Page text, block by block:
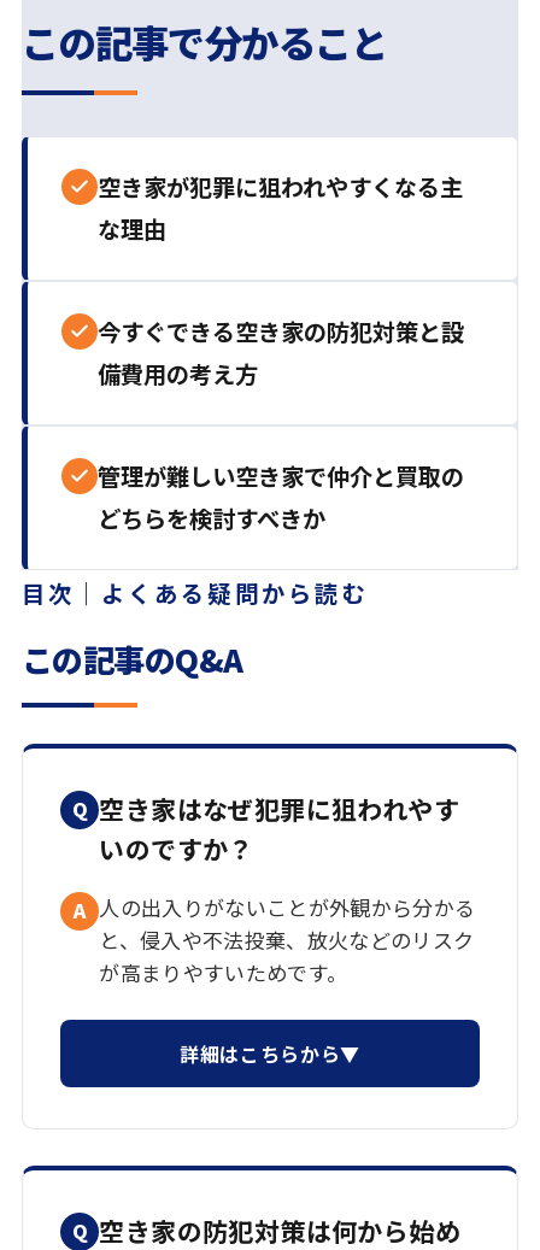
この記事で分かること
空き家が犯罪に狙われやすくなる主
な理由
今すぐできる空き家の防犯対策と設
備費用の考え方
管理が難しい空き家で仲介と買取の
どちらを検討すべきか
目次｜よくある疑問から読む
この記事のQ&A
Q 空き家はなぜ犯罪に狙われやす
いのですか？
A 人の出入りがないことが外観から分かる
と、侵入や不法投棄、放火などのリスク
が高まりやすいためです。
詳細はこちらから▼
Q 空き家の防犯対策は何から始め